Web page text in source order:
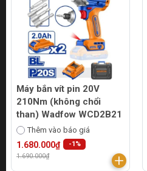
Máy bắn vít pin 20V
210Nm (không chổi
than) Wadfow WCD2B21
Thêm vào báo giá
1.680.000₫
1.690.000₫
-1%